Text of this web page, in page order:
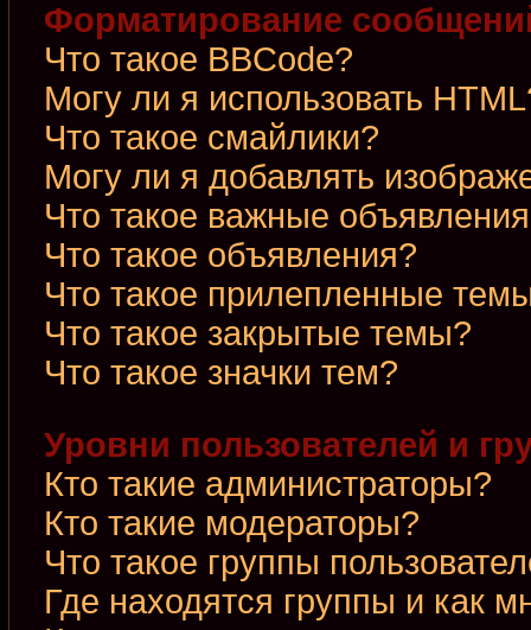
Форматирование
Что такое BBCode?
Могу ли я использовать
Что такое смайлики?
Могу ли я добавлять
Что такое важные
Что такое объявления?
Что такое прилепленные
Что такое закрытые темы?
Что такое значки тем?
Уровни пользователей и
Кто такие администраторы?
Кто такие модераторы?
Что такое группы
Где находятся группы и как